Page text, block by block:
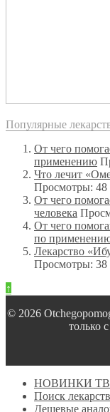
Популярные
От чего
применению
Что лечит
Просмотры: 48
От чего
человека
От чего
по
Лекарство
Просмотры: 38
↑
© 2026
только
НОВИНКИ ТВ
Поиск
Дешевые